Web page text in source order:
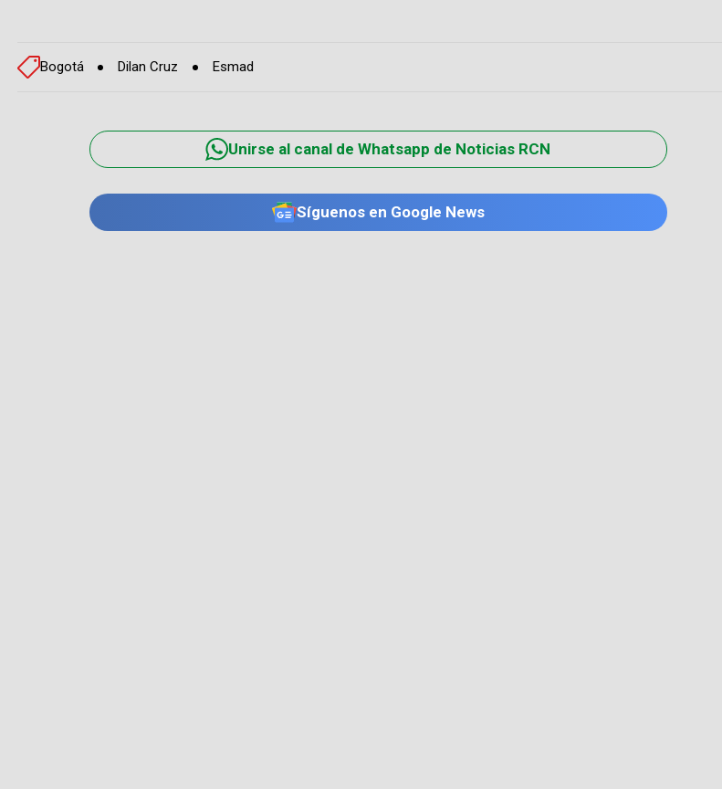
Bogotá Dilan Cruz Esmad
Unirse al canal de Whatsapp de Noticias RCN
Síguenos en Google News